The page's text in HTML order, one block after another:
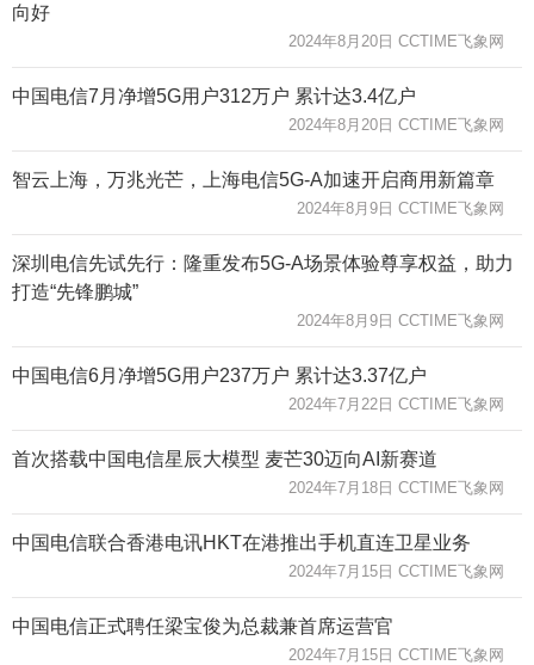
向好
2024年8月20日 CCTIME飞象网
中国电信7月净增5G用户312万户 累计达3.4亿户
2024年8月20日 CCTIME飞象网
智云上海，万兆光芒，上海电信5G-A加速开启商用新篇章
2024年8月9日 CCTIME飞象网
深圳电信先试先行：隆重发布5G-A场景体验尊享权益，助力
打造“先锋鹏城”
2024年8月9日 CCTIME飞象网
中国电信6月净增5G用户237万户 累计达3.37亿户
2024年7月22日 CCTIME飞象网
首次搭载中国电信星辰大模型 麦芒30迈向AI新赛道
2024年7月18日 CCTIME飞象网
中国电信联合香港电讯HKT在港推出手机直连卫星业务
2024年7月15日 CCTIME飞象网
中国电信正式聘任梁宝俊为总裁兼首席运营官
2024年7月15日 CCTIME飞象网